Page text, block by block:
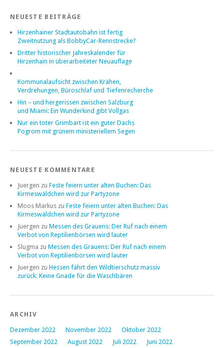
NEUESTE BEITRÄGE
Hirzenhainer Stadtautobahn ist fertig
Zweitnutzung als BobbyCar-Rennstrecke?
Dritter historischer Jahreskalender für
Hirzenhain in überarbeiteter Neuauflage
Kommunalaufsicht zwischen Krähen,
Verdrehungen, Büroschlaf und Tiefenrecherche
Hin – und hergerissen zwischen Salzburg
und Miami: Ein Wunderkind gibt Vollgas
Nur ein toter Grimbart ist ein guter Dachs
Pogrom mit grünem ministeriellem Segen
NEUESTE KOMMENTARE
Juergen zu Feste feiern unter alten Buchen: Das
Kirmeswäldchen wird zur Partyzone
Moos Markus zu Feste feiern unter alten Buchen: Das
Kirmeswäldchen wird zur Partyzone
Juergen zu Messen des Grauens: Der Ruf nach einem
Verbot von Reptilienbörsen wird lauter
Slugma zu Messen des Grauens: Der Ruf nach einem
Verbot von Reptilienbörsen wird lauter
Juergen zu Hessen fährt den Wildtierschutz massiv
zurück: Keine Gnade für die Waschbären
ARCHIV
Dezember 2022 November 2022
Oktober 2022
September 2022
August 2022 Juli 2022
Juni 2022